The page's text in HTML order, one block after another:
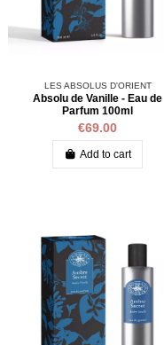
LES ABSOLUS D'ORIENT
Absolu de Vanille - Eau de
Parfum 100ml
€69.00
Add to cart